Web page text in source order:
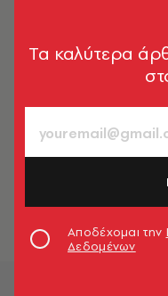
τα
10
Tα καλύτερα
Αποδέχομαι την
Δεδομένων